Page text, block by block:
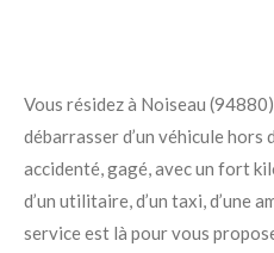
Vous résidez à Noiseau
débarrasser d’un véhicule hors
accidenté, gagé, avec un fort
d’un utilitaire, d’un taxi, d’une
service est là pour vous